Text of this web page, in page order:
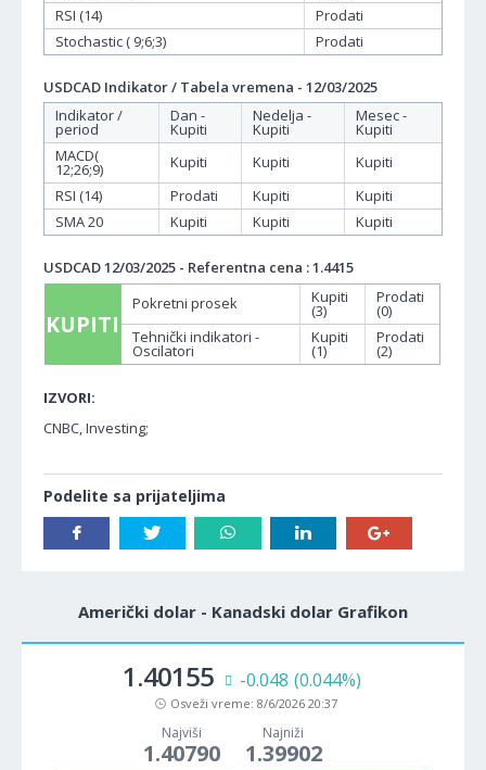
RSI (14)
Prodati
Stochastic ( 9;6;3)
Prodati
USDCAD Indikator / Tabela vremena - 12/03/2025
Indikator /
period
Dan -
Kupiti
Nedelja -
Kupiti
Mesec -
Kupiti
MACD(
12;26;9) Kupiti Kupiti
Kupiti
RSI (14)
Prodati Kupiti
Kupiti
SMA 20
Kupiti Kupiti Kupiti
USDCAD 12/03/2025 - Referentna cena : 1.4415
KUPITI
Pokretni prosek Kupiti
(3)
Prodati
(0)
Tehnički indikatori -
Oscilatori
Kupiti
(1)
Prodati
(2)
IZVORI:
CNBC, Investing;
Podelite sa prijateljima
Američki dolar - Kanadski dolar Grafikon
1.40155 -0.048 (0.044%)
Osveži vreme: 8/6/2026 20:37
Najviši
1.40790
Najniži
1.39902